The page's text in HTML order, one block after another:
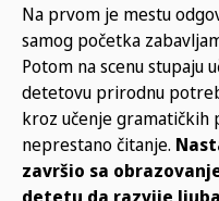
Na prvom je mestu
samog početka
Potom na scenu stupaju
detetovu prirodnu
kroz učenje gramatičkih
neprestano čitanje.
završio sa